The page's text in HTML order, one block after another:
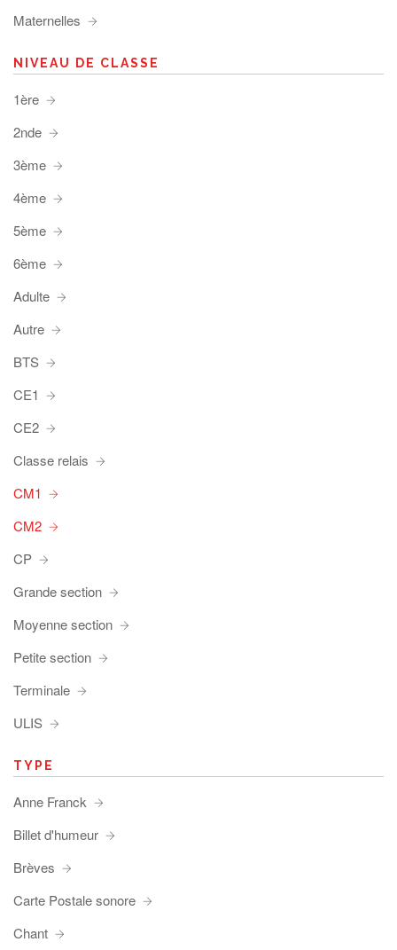
Maternelles
NIVEAU DE CLASSE
1ère
2nde
3ème
4ème
5ème
6ème
Adulte
Autre
BTS
CE1
CE2
Classe relais
CM1
CM2
CP
Grande section
Moyenne section
Petite section
Terminale
ULIS
TYPE
Anne Franck
Billet d'humeur
Brèves
Carte Postale sonore
Chant